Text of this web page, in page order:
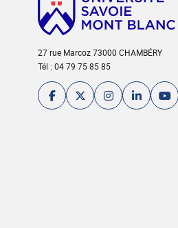
27 rue Marcoz 73000 CHAMBÉRY
Tél : 04 79 75 85 85